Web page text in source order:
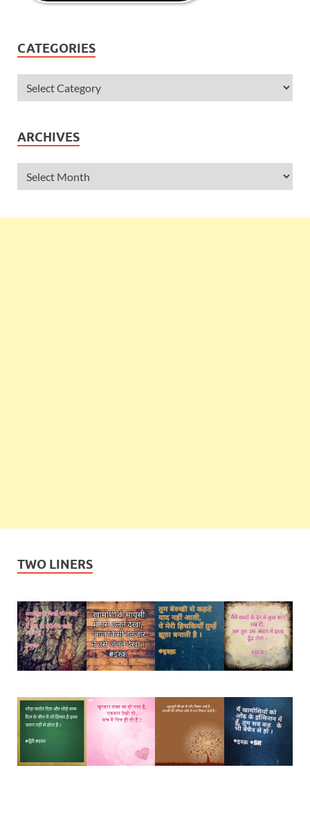
CATEGORIES
ARCHIVES
TWO LINERS